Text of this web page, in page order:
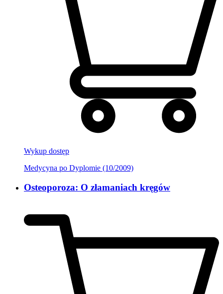
Wykup dostęp
Medycyna po Dyplomie (10/2009)
Osteoporoza: O złamaniach kręgów